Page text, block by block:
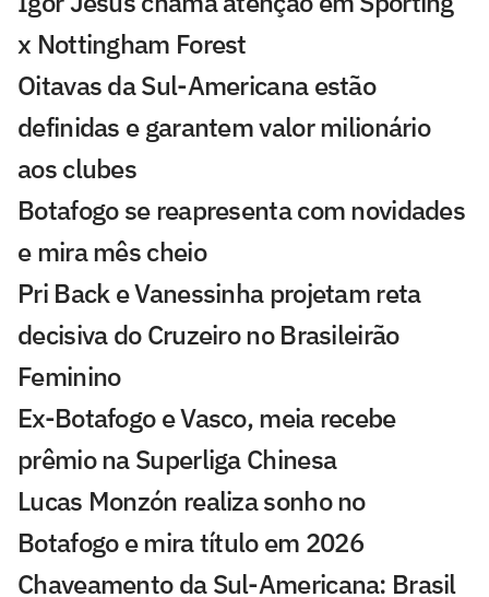
x Nottingham Forest
Oitavas da Sul-Americana estão
definidas e garantem valor milionário
aos clubes
Botafogo se reapresenta com novidades
e mira mês cheio
Pri Back e Vanessinha projetam reta
decisiva do Cruzeiro no Brasileirão
Feminino
Ex-Botafogo e Vasco, meia recebe
prêmio na Superliga Chinesa
Lucas Monzón realiza sonho no
Botafogo e mira título em 2026
Chaveamento da Sul-Americana: Brasil